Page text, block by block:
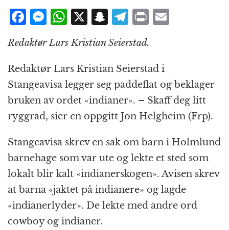
F
a
c
e
b
o
o
M
e
ss
e
n
g
e
W
h
at
s
A
p
p
X S
n
a
p
c
h
at
T
e
g
r
a
m
P
t
Redaktør Lars Kristian Seierstad.
Redaktør Lars Kristian Seierstad i
Stangeavisa legger seg paddeflat og beklager
bruken av ordet «indianer». – Skaff deg litt
ryggrad, sier en oppgitt Jon Helgheim (Frp).
Stangeavisa skrev en sak om barn i Holmlund
barnehage som var ute og lekte et sted som
lokalt blir kalt «indianerskogen». Avisen skrev
at barna «jaktet på indianere» og lagde
«indianerlyder». De lekte med andre ord
cowboy og indianer.